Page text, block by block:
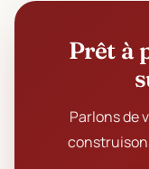
Prêt à
Parlons de